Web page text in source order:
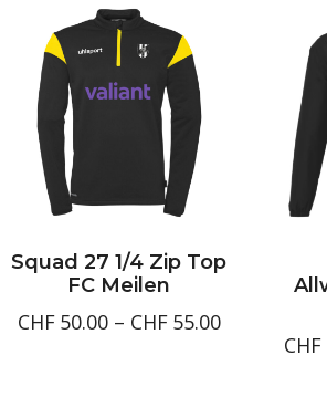
Squad 27 1/4 Zip Top
FC Meilen
CHF 50.00 – CHF 55.00Preisspanne:
CHF50.00
CHF